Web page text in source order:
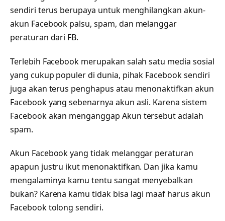
sendiri terus berupaya untuk menghilangkan akun-
akun Facebook palsu, spam, dan melanggar
peraturan dari FB.
Terlebih Facebook merupakan salah satu media sosial
yang cukup populer di dunia, pihak Facebook sendiri
juga akan terus penghapus atau menonaktifkan akun
Facebook yang sebenarnya akun asli. Karena sistem
Facebook akan menganggap Akun tersebut adalah
spam.
Akun Facebook yang tidak melanggar peraturan
apapun justru ikut menonaktifkan. Dan jika kamu
mengalaminya kamu tentu sangat menyebalkan
bukan? Karena kamu tidak bisa lagi maaf harus akun
Facebook tolong sendiri.